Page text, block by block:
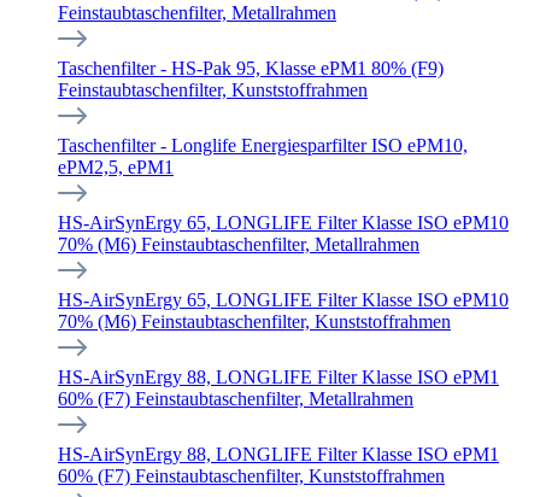
Feinstaubtaschenfilter, Metallrahmen
Taschenfilter - HS-Pak 95, Klasse ePM1 80% (F9)
Feinstaubtaschenfilter, Kunststoffrahmen
Taschenfilter - Longlife Energiesparfilter ISO ePM10,
ePM2,5, ePM1
HS-AirSynErgy 65, LONGLIFE Filter Klasse ISO ePM10
70% (M6) Feinstaubtaschenfilter, Metallrahmen
HS-AirSynErgy 65, LONGLIFE Filter Klasse ISO ePM10
70% (M6) Feinstaubtaschenfilter, Kunststoffrahmen
HS-AirSynErgy 88, LONGLIFE Filter Klasse ISO ePM1
60% (F7) Feinstaubtaschenfilter, Metallrahmen
HS-AirSynErgy 88, LONGLIFE Filter Klasse ISO ePM1
60% (F7) Feinstaubtaschenfilter, Kunststoffrahmen